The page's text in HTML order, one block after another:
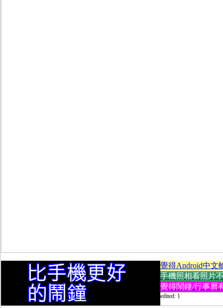
覺得Android中文
手機照相看照片
覺得鬧鐘/行事曆
edited: 1